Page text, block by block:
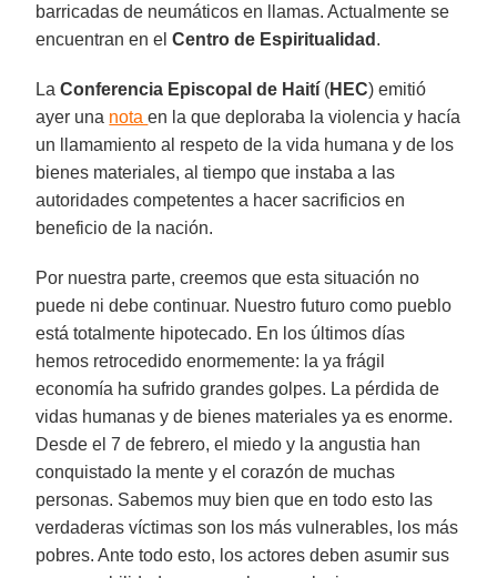
barricadas de neumáticos en llamas. Actualmente se
encuentran en elCentro de Espiritualidad .
LaConferencia Episcopal de Haití (HEC) emitió
ayer una notaen la que deploraba la violencia y hacía
un llamamiento al respeto de la vida humana y de los
bienes materiales, al tiempo que instaba a las
autoridades competentes a hacer sacrificios en
beneficio de la nación.
Por nuestra parte, creemos que esta situación no
puede ni debe continuar. Nuestro futuro como pueblo
está totalmente hipotecado. En los últimos días
hemos retrocedido enormemente: la ya frágil
economía ha sufrido grandes golpes. La pérdida de
vidas humanas y de bienes materiales ya es enorme.
Desde el 7 de febrero, el miedo y la angustia han
conquistado la mente y el corazón de muchas
personas. Sabemos muy bien que en todo esto las
verdaderas víctimas son los más vulnerables, los más
pobres. Ante todo esto, los actores deben asumir sus